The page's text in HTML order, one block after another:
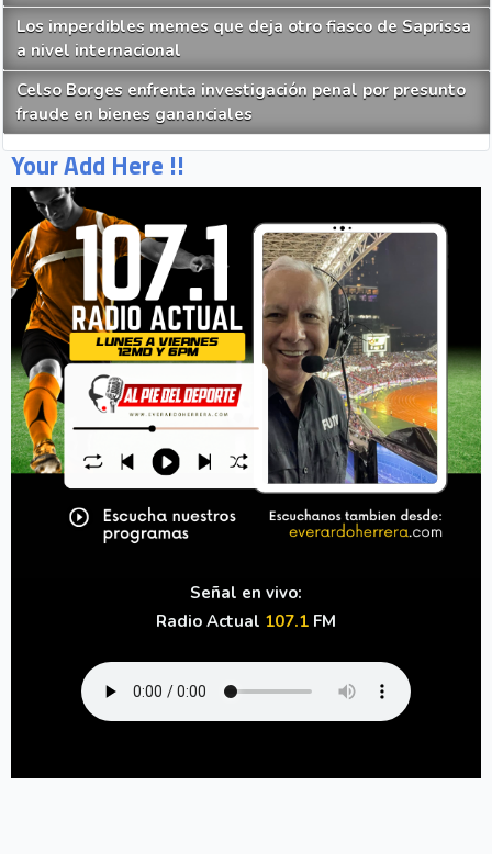
Los imperdibles memes que deja otro fiasco de Saprissa
a nivel internacional
Celso Borges enfrenta investigación penal por presunto
fraude en bienes gananciales
Your Add Here !!
Señal en vivo:
Radio Actual 107.1 FM